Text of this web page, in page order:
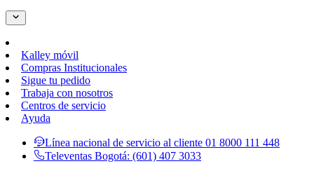
Kalley móvil
Compras Institucionales
Sigue tu pedido
Trabaja con nosotros
Centros de servicio
Ayuda
Línea nacional de servicio al cliente 01 8000 111 448
Televentas Bogotá: (601) 407 3033